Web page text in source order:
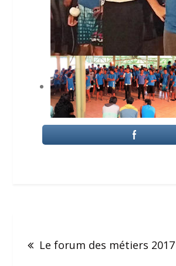
Le forum des métiers 2017